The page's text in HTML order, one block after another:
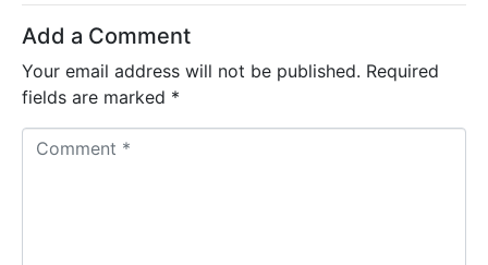
Add a Comment
Your email address will not be published. Required
fields are marked *